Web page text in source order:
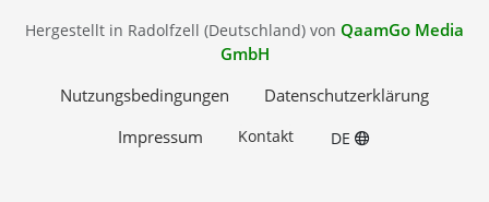
Hergestellt in Radolfzell (Deutschland) von QaamGo Media
GmbH
Nutzungsbedingungen
Datenschutzerklärung
Impressum
Kontakt DE